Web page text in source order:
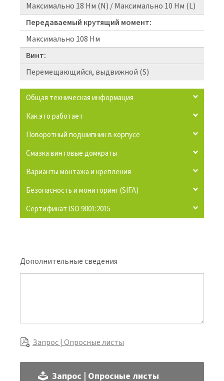
Максимально 18 Нм (N) / Максимально 10 Нм (L)
Передаваемый крутящий момент:
Максимально 108 Нм
Винт:
Перемещающийся, выдвижной (S)
Общая техническая информация
Как это работает
Поворотный подшипник в корпусе
Смазка винтовые домкраты
Варианты монтажа и крепления
Безопасность и мониторинг (SIFA)
Сертификат ISO 9001:2015
Дополнительные сведения
Запрос | Опросные листы
Запрос | Опросные листы